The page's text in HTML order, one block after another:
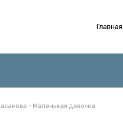
Главная
- Маленькая девочка